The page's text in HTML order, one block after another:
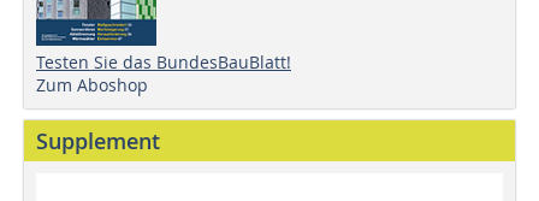
Testen Sie das BundesBauBlatt!
Zum Aboshop
Supplement